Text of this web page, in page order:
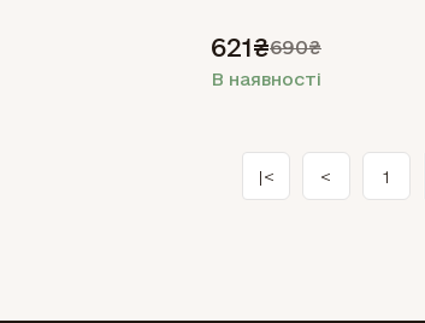
621₴690₴
В наявності
|< < 1